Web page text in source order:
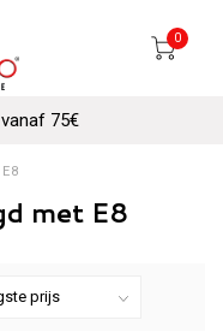
0
75€
E8
met E8